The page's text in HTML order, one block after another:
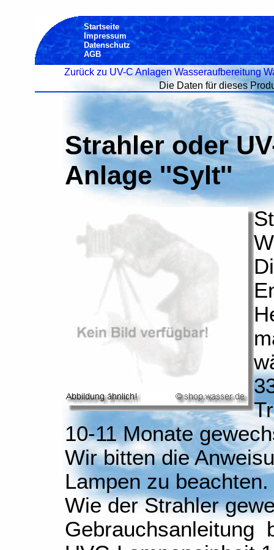
Startseite
Impressum
Datenschutz
AGB
Zurück zu UV-C Anlagen Wasseraufbereitung
Die Daten für dieses
Strahler oder
Anlage ''Sylt''
10-11 Monate
Wir bitten die
Lampen zu beachten.
Wie der Strahler
Gebrauchsanleitung